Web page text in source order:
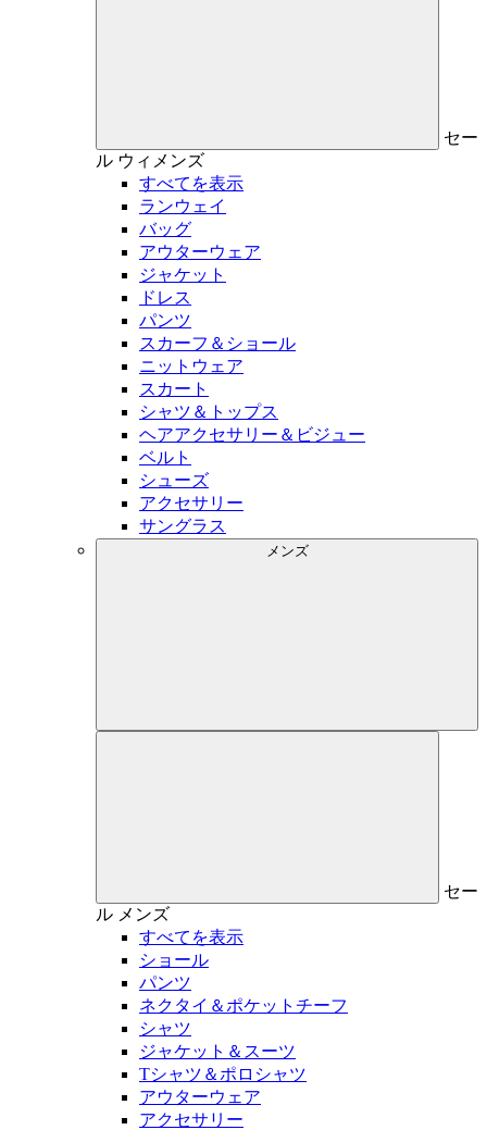
セー
ル ウィメンズ
すべてを表示
ランウェイ
バッグ
アウターウェア
ジャケット
ドレス
パンツ
スカーフ＆ショール
ニットウェア
スカート
シャツ＆トップス
ヘアアクセサリー＆ビジュー
ベルト
シューズ
アクセサリー
サングラス
メンズ
セー
ル メンズ
すべてを表示
ショール
パンツ
ネクタイ＆ポケットチーフ
シャツ
ジャケット＆スーツ
Tシャツ＆ポロシャツ
アウターウェア
アクセサリー